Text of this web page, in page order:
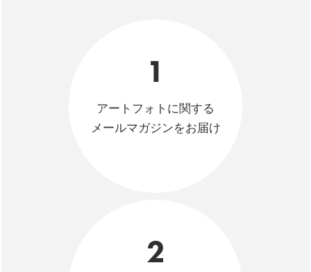
1
アートフォトに関する
メールマガジンをお届け
2